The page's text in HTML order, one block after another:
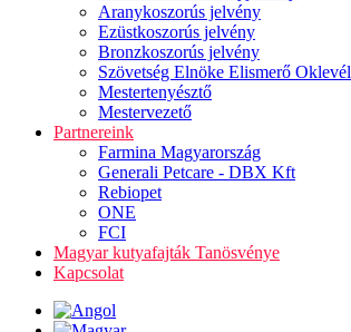
Aranykoszorús jelvény
Ezüstkoszorús jelvény
Bronzkoszorús jelvény
Szövetség Elnöke Elismerő Oklevél
Mestertenyésztő
Mestervezető
Partnereink
Farmina Magyarország
Generali Petcare - DBX Kft
Rebiopet
ONE
FCI
Magyar kutyafajták Tanösvénye
Kapcsolat